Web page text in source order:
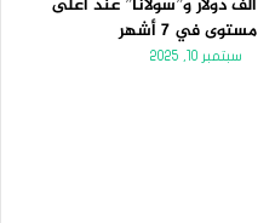
مستوى في 7 أشهر
سبتمبر 10, 2025